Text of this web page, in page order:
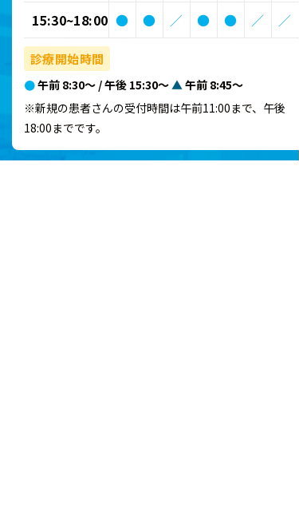
15:30~18:00 ● ● ／ ● ● ／ ／
診療開始時間
●午前 8:30～ / 午後 15:30～ ▲ 午前 8:45～
※新規の患者さんの受付時間は午前11:00まで、午後
18:00までです。